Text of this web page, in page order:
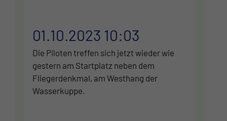
01.10.2023 10:03
Die Piloten treffen sich jetzt wieder wie
gestern am Startplatz neben dem
Fliegerdenkmal, am Westhang der
Wasserkuppe.